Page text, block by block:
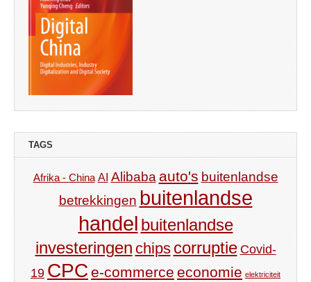
TAGS
Afrika - China AI Alibaba auto's buitenlandse
betrekkingen buitenlandse
handel buitenlandse
investeringen chips corruptie Covid-
19 CPC e-commerce economie elektriciteit